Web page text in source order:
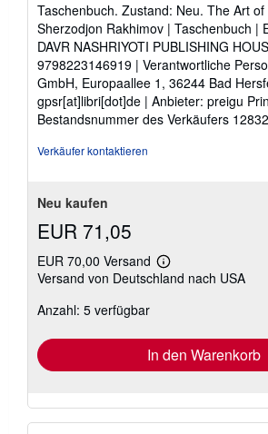
von
5
Sternen
Taschenbuch. Zustand: Neu. The Art
Sherzodjon Rakhimov | Taschenbuch |
DAVR NASHRIYOTI PUBLISHING
9798223146919 | Verantwortliche
GmbH, Europaallee 1, 36244 Bad
gpsr[at]libri[dot]de | Anbieter: preigu
Bestandsnummer des Verkäufers
Verkäufer kontaktieren
Neu kaufen
EUR 71,05
EUR 70,00 Versand
Weitere
Informationen
Versand von Deutschland nach USA
Anzahl: 5 verfügbar
In den Warenkorb